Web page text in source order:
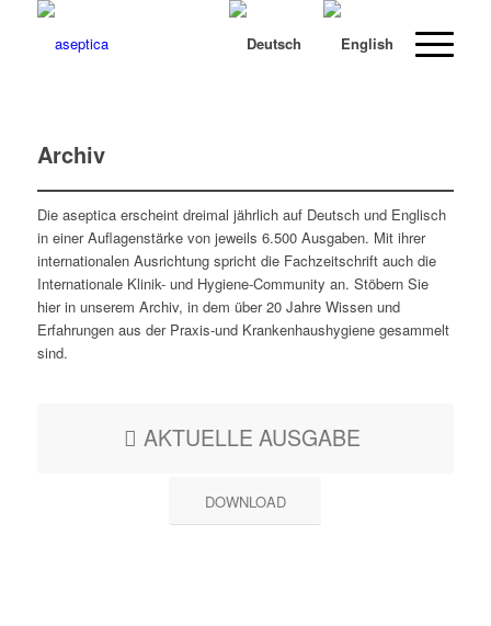
Archiv
Die aseptica erscheint dreimal jährlich auf Deutsch und Englisch
in einer Auflagenstärke von jeweils 6.500 Ausgaben. Mit ihrer
internationalen Ausrichtung spricht die Fachzeitschrift auch die
Internationale Klinik- und Hygiene-Community an. Stöbern Sie
hier in unserem Archiv, in dem über 20 Jahre Wissen und
Erfahrungen aus der Praxis-und Krankenhaushygiene gesammelt
sind.
AKTUELLE AUSGABE
DOWNLOAD